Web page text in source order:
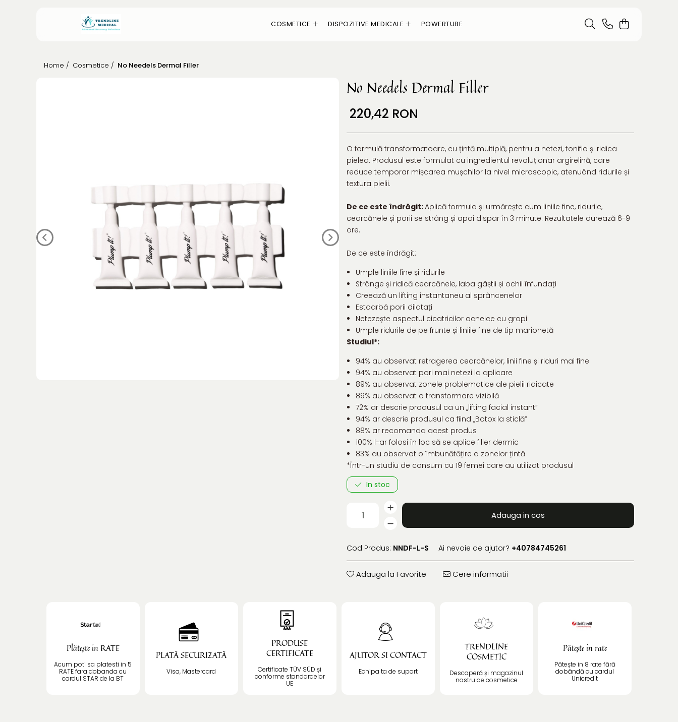
COSMETICE DISPOZITIVE MEDICALE POWERTUBE
Home / Cosmetice / No Needels Dermal Filler
No Needels Dermal Filler
220,42 RON
O formulă transformatoare, cu țintă multiplă, pentru a netezi, tonifia și ridica
pielea. Produsul este formulat cu ingredientul revoluționar argirelină, care
reduce temporar mișcarea mușchilor la nivel microscopic, atenuând ridurile și
textura pielii.
De ce este îndrăgit:Aplică formula și urmărește cum liniile fine, ridurile,
cearcănele și porii se strâng și apoi dispar în 3 minute. Rezultatele durează 6-9
ore.
De ce este îndrăgit:
Umple liniile fine și ridurile
Strânge și ridică cearcănele, laba gâștii și ochii înfundați
Creează un lifting instantaneu al sprâncenelor
Estoarbă porii dilatați
Netezește aspectul cicatricilor acneice cu gropi
Umple ridurile de pe frunte și liniile fine de tip marionetă
Studiul*:
94% au observat retragerea cearcănelor, linii fine și riduri mai fine
94% au observat pori mai netezi la aplicare
89% au observat zonele problematice ale pielii ridicate
89% au observat o transformare vizibilă
72% ar descrie produsul ca un „lifting facial instant”
94% ar descrie produsul ca fiind „Botox la sticlă”
88% ar recomanda acest produs
100% l-ar folosi în loc să se aplice filler dermic
83% au observat o îmbunătățire a zonelor țintă
*Într-un studiu de consum cu 19 femei care au utilizat produsul
In stoc
Adauga in cos
Cod Produs: NNDF-L-S Ai nevoie de ajutor? +40784745261
Adauga la Favorite Cere informatii
Plătește in RATE
Acum poti sa platesti in 5
RATE fara dobanda cu
cardul STAR de la BT
PLATĂ SECURIZATĂ
Visa, Mastercard
PRODUSE
CERTIFICATE
Certificate TÜV SÜD și
conforme standardelor
UE
AJUTOR SI CONTACT
Echipa ta de suport
TRENDLINE
COSMETIC
Descoperă și magazinul
nostru de cosmetice
Pătește in rate
Pătește in 8 rate fără
dobândă cu cardul
Unicredit